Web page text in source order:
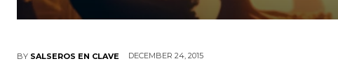
BY SALSEROS EN CLAVE DECEMBER 24, 2015